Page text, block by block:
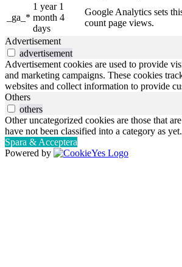
_ga_*
1 year 1
month 4
days
Google Analytics sets
count page views.
Advertisement
advertisement
Advertisement cookies are used to provide
and marketing campaigns. These cookies
websites and collect information to provide
Others
others
Other uncategorized cookies are those that
have not been classified into a category as yet.
Spara & Acceptera
Powered by